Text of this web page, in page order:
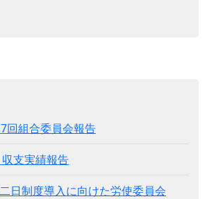
組合委員会報告
支実績報告
日制度導入に向けた労使委員会